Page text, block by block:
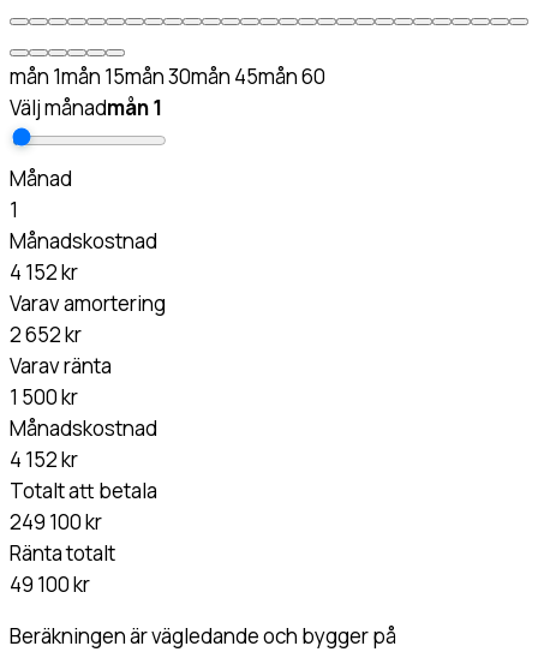
mån 1mån 15mån30mån 45mån60
Välj månadmån1
Månad
1
Månadskostnad
4 152 kr
Varav amortering
2 652 kr
Varav ränta
1 500 kr
Månadskostnad
4 152 kr
Totalt att betala
249 100 kr
Ränta totalt
49 100 kr
Beräkningen är vägledande och bygger på